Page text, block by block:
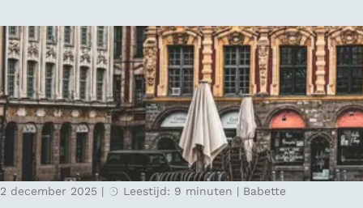
e
s
n
N
e
d
e
r
l
e
e
i
m
p
a
c
2 december 2025 | Leestijd: 9 minuten | Babette